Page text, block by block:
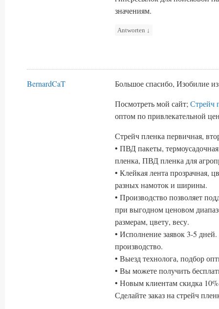
значениям.
Antworten ↓
BernardCaT
Большое спасибо, Изобилие
Посмотреть мой сайт;Стрейч
оптом по привлекательной
Стрейч пленка первичная,
• ПВД пакеты,
пленка, ПВД пленка для
• Клейкая лента прозрачная,
разных намоток и ширины.
• Производство позволяет
при выгодном ценовом
размерам, цвету, весу.
• Исполнение заявок 3-5
производство.
• Выезд технолога, подбор
• Вы можете получить
• Новым клиентам скидка 10%
Сделайте заказ на стрейч